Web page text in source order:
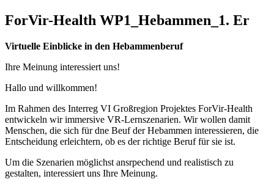
ForVir-Health WP1_Hebammen_1. Er
Virtuelle Einblicke in den Hebammenberuf
Ihre Meinung interessiert uns!
Hallo und willkommen!
Im Rahmen des Interreg VI Großregion Projektes ForVir-Health
entwickeln wir immersive VR-Lernszenarien. Wir wollen damit
Menschen, die sich für dne Beuf der Hebammen interessieren, die
Entscheidung erleichtern, ob es der richtige Beruf für sie ist.
Um die Szenarien möglichst ansrpechend und realistisch zu
gestalten, interessiert uns Ihre Meinung.